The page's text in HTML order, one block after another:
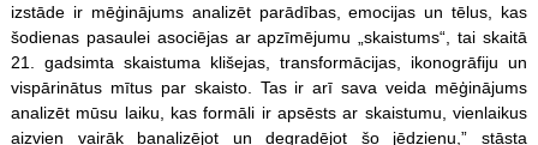
izstāde ir mēģinājums analizēt parādības, emocijas un tēlus, kas
šodienas pasaulei asociējas ar apzīmējumu „skaistums“, tai skaitā
21. gadsimta skaistuma klišejas, transformācijas, ikonogrāfiju un
vispārinātus mītus par skaisto. Tas ir arī sava veida mēģinājums
analizēt mūsu laiku, kas formāli ir apsēsts ar skaistumu, vienlaikus
aizvien vairāk banalizējot un degradējot šo jēdzienu,” stāsta